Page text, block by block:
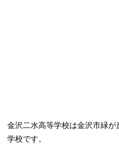
金沢二水高等学校は金沢市緑
学校です。